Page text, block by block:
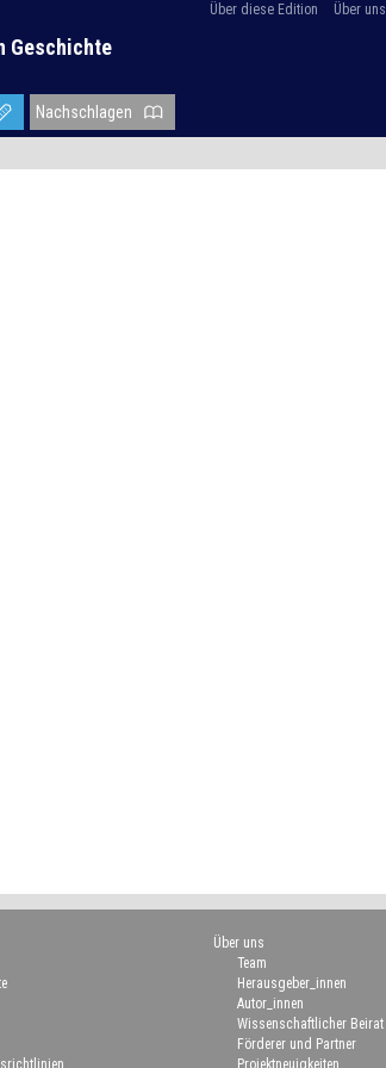
Über diese Edition Über uns
Geschichte
Nachschlagen
Über uns
Team
Herausgeber_innen
Autor_innen
Wissenschaftlicher Beirat
Förderer und Partner
Projektneuigkeiten